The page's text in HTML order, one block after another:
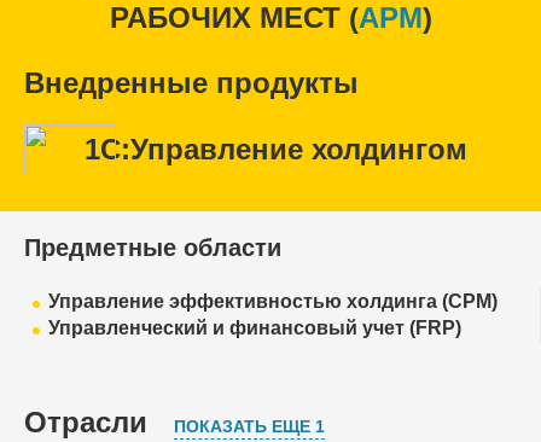
РАБОЧИХ МЕСТ (APM)
Внедренные продукты
1С:Управление холдингом
Предметные области
Управление эффективностью холдинга (CPM)
Управленческий и финансовый учет (FRP)
Отрасли ПОКАЗАТЬ ЕЩЕ 1